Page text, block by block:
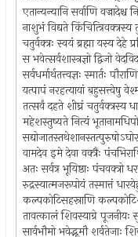
एतान्यन्यानि सर्वाणि
नाशुभं विद्यते
चतुर्वक्त्रः स्वयं ब्रह्मा यस्य देहे
स भवेत्सर्वशास्त्रज्ञो द्विजो
सर्वधर्मार्थतत्त्वज्ञः स्मार्तः
यत्पापं नरहत्यायां बहुसत्त्वेषु
तत्सर्वं दहते शीघ्रं चतुर्वक्त्रस्य
महेशस्तुष्यते नित्यं
वामदेव इमे देवा वक्त्रैः
अतः सर्वत्र भूयिष्ठाः पंचवक्त्रो
रुद्रस्यात्मजरूपोयं तस्मात्तं
कल्पकोटिसहस्राणि
तावत्कालं शिवस्याग्रे पूजनीयः
सार्वभौमो भवेद्भूमौ शर्वतेजाः